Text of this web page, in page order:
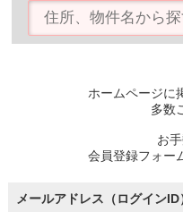
ホームページに
多数
お
会員登録フォー
メールアドレス（ログインID